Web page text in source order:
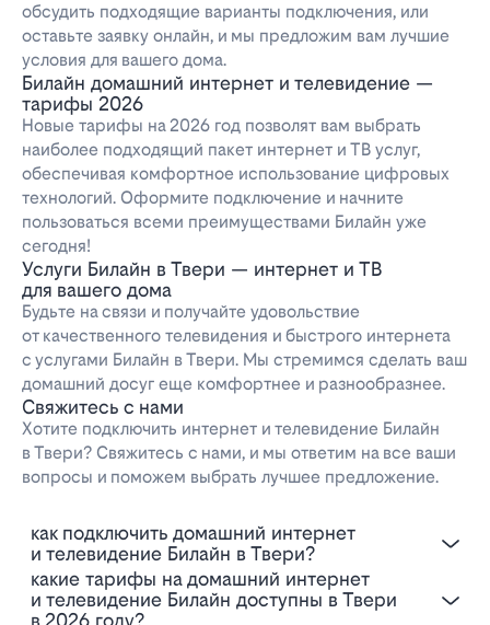
обсудить подходящие варианты подключения, или
оставьте заявку онлайн, и мы предложим вам лучшие
условия для вашего дома.
Билайн домашний интернет и телевидение —
тарифы 2026
Новые тарифы на 2026 год позволят вам выбрать
наиболее подходящий пакет интернет и ТВ услуг,
обеспечивая комфортное использование цифровых
технологий. Оформите подключение и начните
пользоваться всеми преимуществами Билайн уже
сегодня!
Услуги Билайн в Твери — интернет и ТВ
для вашего дома
Будьте на связи и получайте удовольствие
от качественного телевидения и быстрого интернета
с услугами Билайн в Твери. Мы стремимся сделать ваш
домашний досуг еще комфортнее и разнообразнее.
Свяжитесь с нами
Хотите подключить интернет и телевидение Билайн
в Твери? Свяжитесь с нами, и мы ответим на все ваши
вопросы и поможем выбрать лучшее предложение.
Как подключить домашний интернет
и телевидение Билайн в Твери?
Какие тарифы на домашний интернет
и телевидение Билайн доступны в Твери
в 2026 году?